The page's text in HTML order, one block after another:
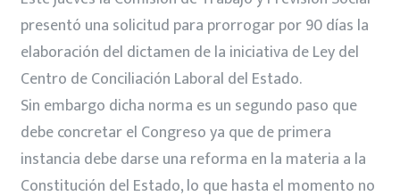
presentó una solicitud para prorrogar por 90 días la
elaboración del dictamen de la iniciativa de Ley del
Centro de Conciliación Laboral del Estado.
Sin embargo dicha norma es un segundo paso que
debe concretar el Congreso ya que de primera
instancia debe darse una reforma en la materia a la
Constitución del Estado, lo que hasta el momento no